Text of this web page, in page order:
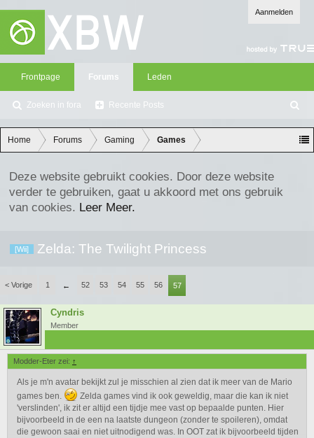
Aanmelden
Frontpage Forums
Zoeken in fora Recente Posts
Leden
oe
ke
n
Home Forums Gaming Games
Deze website gebruikt cookies. Door deze website
verder te gebruiken, gaat u akkoord met ons gebruik
van cookies. Leer Meer.
[Wii] Zelda: The Twilight Princess
< Vorige 1 ← 52 53 54 55 56 57
Cyndris
Member
Modder-Eter zei: ↑
Als je m'n avatar bekijkt zul je misschien al zien dat ik meer van de Mario
games ben.
Zelda games vind ik ook geweldig, maar die kan ik niet
'verslinden', ik zit er altijd een tijdje mee vast op bepaalde punten. Hier
bijvoorbeeld in de een na laatste dungeon (zonder te spoileren), omdat
die gewoon saai en niet uitnodigend was. In OOT zat ik bijvoorbeeld tijden